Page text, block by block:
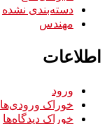
دسته‌بندی نشده
مهندس
اطلاعات
ورود
خوراک ورودی‌ها
خوراک دیدگاه‌ها